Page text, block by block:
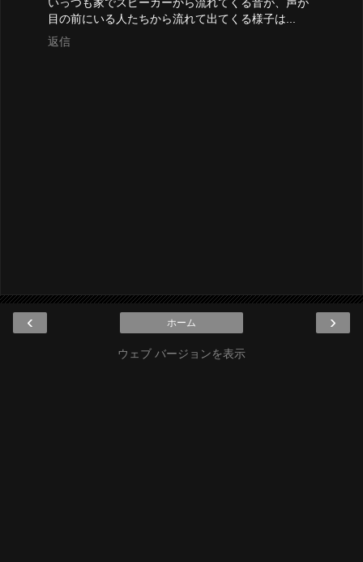
目の前にいる人たちから流れて出てくる様子は...
返信
‹ ›
ホーム
ウェブ バージョンを表示